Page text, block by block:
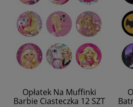
Opłatek Na Muffinki
Barbie Ciasteczka 12 SZT